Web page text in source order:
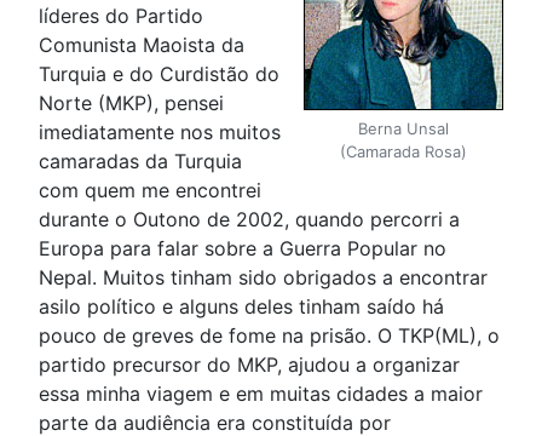
Berna Unsal
(Camarada Rosa)
líderes do Partido
Comunista Maoista da
Turquia e do Curdistão do
Norte (MKP), pensei
imediatamente nos muitos
camaradas da Turquia
com quem me encontrei
durante o Outono de 2002, quando percorri a
Europa para falar sobre a Guerra Popular no
Nepal. Muitos tinham sido obrigados a encontrar
asilo político e alguns deles tinham saído há
pouco de greves de fome na prisão. O TKP(ML), o
partido precursor do MKP, ajudou a organizar
essa minha viagem e em muitas cidades a maior
parte da audiência era constituída por